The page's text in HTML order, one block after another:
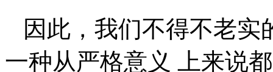
因此，我们不得不老实
一种从严格意义 上来说